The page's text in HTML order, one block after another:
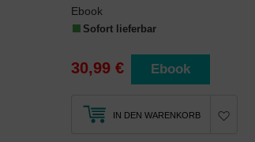
Ebook
Sofort lieferbar
30,99 € Ebook
IN DEN WARENKORB